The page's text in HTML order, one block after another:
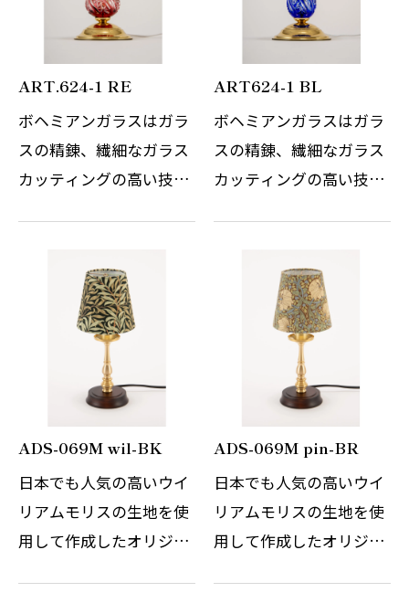
ART.624-1 RE
ボヘミアンガラスはガラ
スの精錬、繊細なガラス
カッティングの高い技術
了し続けているチェコの
伝統的なこちらのテーブ
ルスタンドは、日本の伝
統切子ガラス…
ART624-1 BL
ボヘミアンガラスはガラ
スの精錬、繊細なガラス
カッティングの高い技術
了し続けているチェコの
伝統的なこちらのテーブ
ルスタンドは、日本の伝
統切子ガラス…
ADS-069M wil-BK
日本でも人気の高いウイ
リアムモリスの生地を使
用して作成したオリジナ
ADS-069M pin-BR
日本でも人気の高いウイ
リアムモリスの生地を使
用して作成したオリジナ